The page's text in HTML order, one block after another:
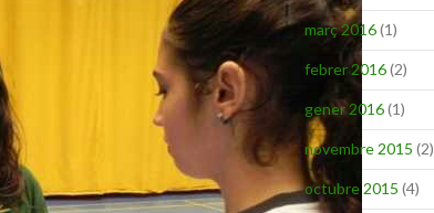
març 2016(1)
febrer 2016(2)
gener 2016(1)
novembre 2015 (2)
octubre 2015 (4)